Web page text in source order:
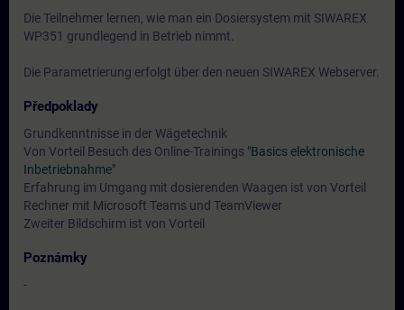
Die Teilnehmer lernen, wie man ein Dosiersystem mit SIWAREX
WP351 grundlegend in Betrieb nimmt.
Die Parametrierung erfolgt über den neuen SIWAREX Webserver.
Předpoklady
Grundkenntnisse in der Wägetechnik
Von Vorteil Besuch des Online-Trainings "Basics elektronische
Inbetriebnahme"
Erfahrung im Umgang mit dosierenden Waagen ist von Vorteil
Rechner mit Microsoft Teams und TeamViewer
Zweiter Bildschirm ist von Vorteil
Poznámky
-